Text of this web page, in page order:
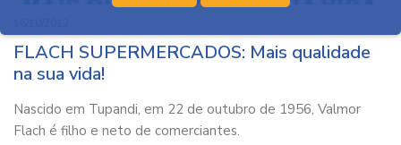
FLACH SUPERMERCADOS: Mais qualidade
na sua vida!
Nascido em Tupandi, em 22 de outubro de 1956, Valmor
Flach é filho e neto de comerciantes.